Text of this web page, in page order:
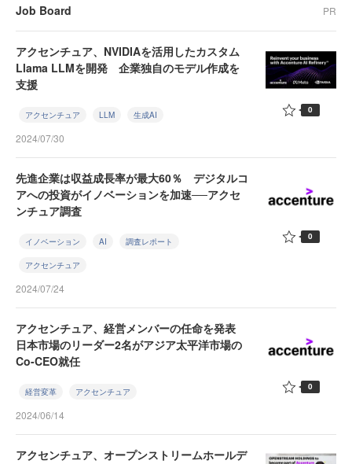
Job Board PR
アクセンチュア、NVIDIAを活用したカスタム
Llama LLMを開発 企業独自のモデル作成を
支援
アクセンチュア LLM 生成AI
2024/07/30
0
先進企業は収益成長率が最大60％ デジタルコ
アへの投資がイノベーションを加速──アクセ
ンチュア調査
イノベーション AI 調査レポート
アクセンチュア
2024/07/24
0
アクセンチュア、経営メンバーの任命を発表
日本市場のリーダー2名がアジア太平洋市場の
Co-CEO就任
経営変革 アクセンチュア
2024/06/14
0
アクセンチュア、オープンストリームホールデ